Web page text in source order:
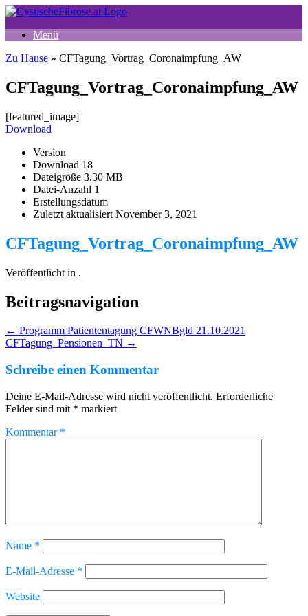
Zum
springenMenü
Zu Hause » CFTagung_Vortrag_Coronaimpfung_AW
CFTagung_Vortrag_Coronaimpfung_AW
[featured_image]
Download
Version
Download 18
Dateigröße 3.30 MB
Datei-Anzahl 1
Erstellungsdatum
Zuletzt aktualisiert November 3, 2021
CFTagung_Vortrag_Coronaimpfung_AW
Veröffentlicht in .
Beitragsnavigation
← Programm Patiententagung CFWNBgld 21.10.2021
CFTagung_Pensionen_TN →
Schreibe einen Kommentar
Deine E-Mail-Adresse wird nicht veröffentlicht. Erforderliche
Felder sind mit * markiert
Kommentar *
Name *
E-Mail-Adresse *
Website